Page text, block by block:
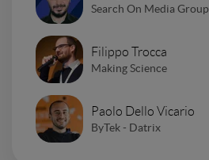
Search On Media Group
Filippo Trocca
Making Science
Paolo Dello Vicario
ByTek - Datrix